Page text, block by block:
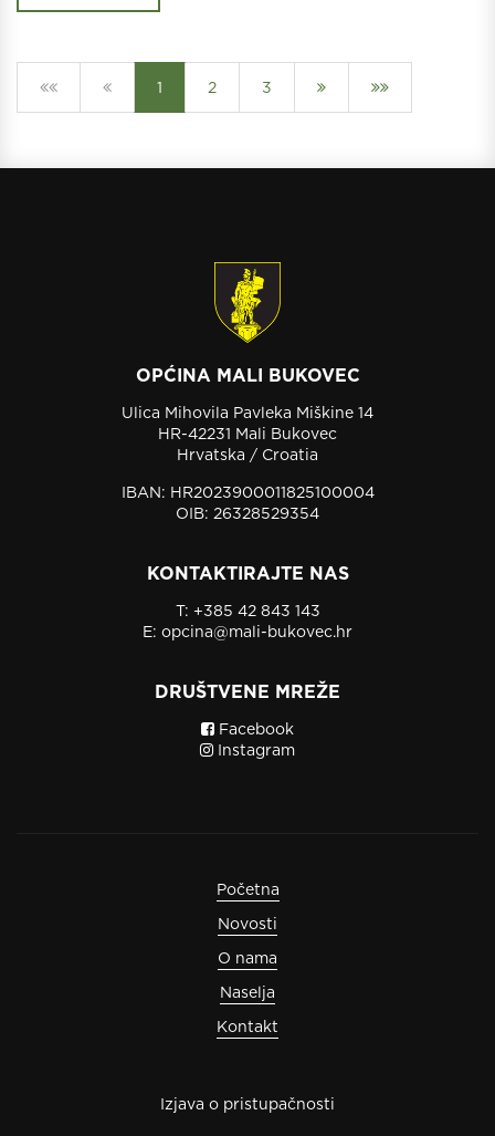
1 2 3
OPĆINA MALI BUKOVEC
Ulica Mihovila Pavleka Miškine 14
HR-42231 Mali Bukovec
Hrvatska / Croatia
IBAN: HR2023900011825100004
OIB: 26328529354
KONTAKTIRAJTE NAS
T: +385 42 843 143
E: opcina@mali-bukovec.hr
DRUŠTVENE MREŽE
Facebook
Instagram
Početna
Novosti
O nama
Naselja
Kontakt
Izjava o pristupačnosti